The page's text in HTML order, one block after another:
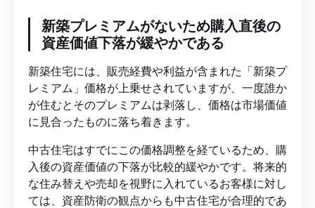
新築プレミアムがないため購入直後の
資産価値下落が緩やかである
新築住宅には、販売経費や利益が含まれた「新築プ
レミアム」価格が上乗せされていますが、一度誰か
が住むとそのプレミアムは剥落し、価格は市場価値
に見合ったものに落ち着きます。
中古住宅はすでにこの価格調整を経ているため、購
入後の資産価値の下落が比較的緩やかです。将来的
な住み替えや売却を視野に入れているお客様に対し
ては、資産防衛の観点からも中古住宅が合理的であ